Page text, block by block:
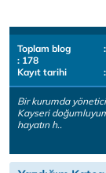
Toplam blog
: 178
Kayıt tarihi
Bir kurumda
Kayseri
hayatın h..